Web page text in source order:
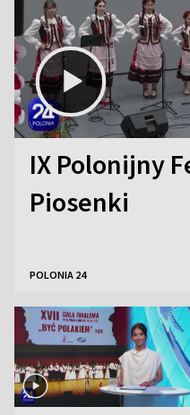
IX Polonijny
Piosenki
POLONIA 24